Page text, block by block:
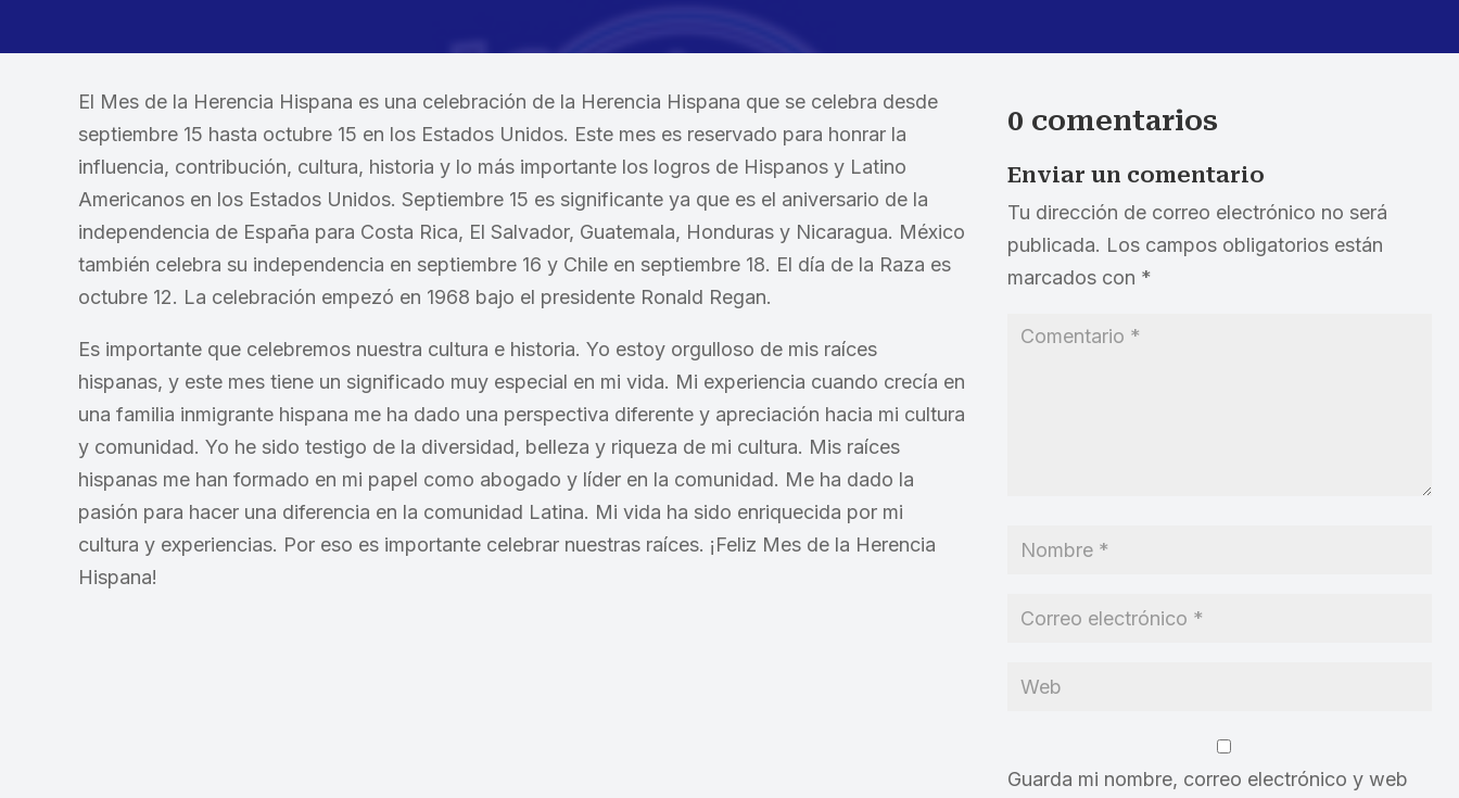
El Mes de la Herencia Hispana es una celebración de la Herencia Hispana que se celebra desde
septiembre 15 hasta octubre 15 en los Estados Unidos. Este mes es reservado para honrar la
influencia, contribución, cultura, historia y lo más importante los logros de Hispanos y Latino
Americanos en los Estados Unidos. Septiembre 15 es significante ya que es el aniversario de la
independencia de España para Costa Rica, El Salvador, Guatemala, Honduras y Nicaragua. México
también celebra su independencia en septiembre 16 y Chile en septiembre 18. El día de la Raza es
octubre 12. La celebración empezó en 1968 bajo el presidente Ronald Regan.
Es importante que celebremos nuestra cultura e historia. Yo estoy orgulloso de mis raíces
hispanas, y este mes tiene un significado muy especial en mi vida. Mi experiencia cuando crecía en
una familia inmigrante hispana me ha dado una perspectiva diferente y apreciación hacia mi cultura
y comunidad. Yo he sido testigo de la diversidad, belleza y riqueza de mi cultura. Mis raíces
hispanas me han formado en mi papel como abogado y líder en la comunidad. Me ha dado la
pasión para hacer una diferencia en la comunidad Latina. Mi vida ha sido enriquecida por mi
cultura y experiencias. Por eso es importante celebrar nuestras raíces. ¡Feliz Mes de la Herencia
Hispana!
0 comentarios
Enviar un comentario
Tu dirección de correo electrónico no será
publicada. Los campos obligatorios están
marcados con *
Guarda mi nombre, correo electrónico y web